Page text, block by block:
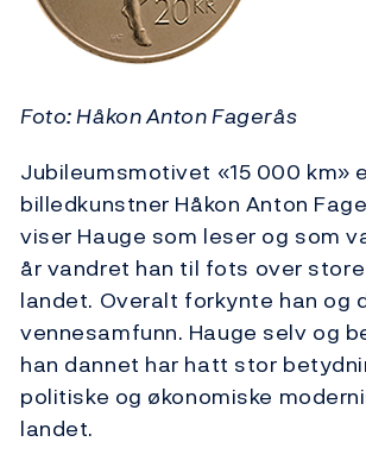
Foto: Håkon Anton Fagerås
Jubileumsmotivet «15 000 km»
billedkunstner Håkon Anton
viser Hauge som leser og som
år vandret han til fots over
landet. Overalt forkynte han og
vennesamfunn. Hauge selv og
han dannet har hatt stor
politiske og økonomiske
landet.